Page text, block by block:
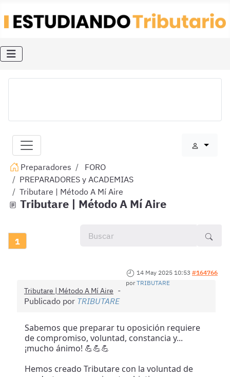
Preparadores
FORO
PREPARADORES y ACADEMIAS
Tributare | Método A Mí Aire
Tributare | Método A Mí Aire
1
14 May 2025 10:53 #164766
porTRIBUTARE
Tributare | Método A Mí Aire
Publicado por TRIBUTARE
Sabemos que preparar tu oposición requiere
de compromiso, voluntad, constancia y...
¡mucho ánimo! 💪💪💪
Hemos creado Tributare con la voluntad de